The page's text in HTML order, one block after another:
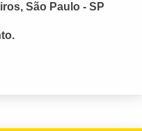
São Paulo - SP